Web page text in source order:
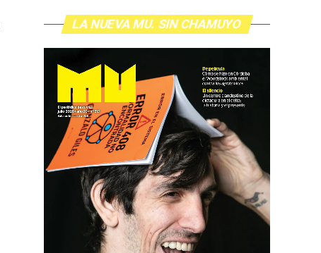
LA NUEVA MU. SIN CHAMUYO